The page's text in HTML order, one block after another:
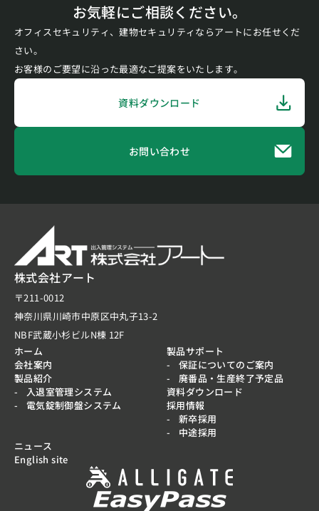
お気軽にご相談ください。
オフィスセキュリティ、建物セキュリティならアートにお任せくだ
さい。
お客様のご要望に沿った最適なご提案をいたします。
資料ダウンロード
お問い合わせ
株式会社アート
〒211-0012
神奈川県川崎市中原区中丸子13-2
NBF武蔵小杉ビルN棟 12F
ホーム
会社案内
製品紹介
入退室管理システム
電気錠制御盤システム
製品サポート
保証についてのご案内
廃番品・生産終了予定品
資料ダウンロード
採用情報
新卒採用
中途採用
ニュース
English site